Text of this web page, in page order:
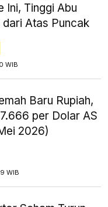
Ini, Tinggi Abu
Atas Puncak
WIB
Baru Rupiah,
per Dolar AS
2026)
WIB